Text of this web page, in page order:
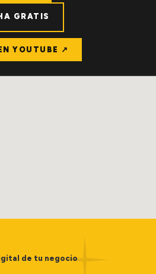
GRATIS
YOUTUBE ↗
de tu negocio